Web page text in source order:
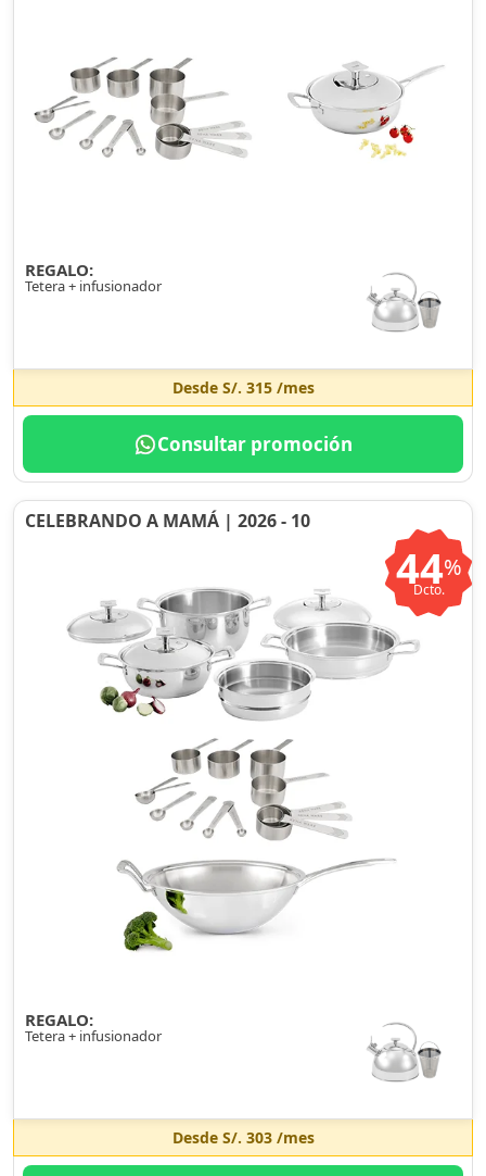
REGALO:
Tetera + infusionador
Desde S/. 315/mes
Consultar promoción
CELEBRANDO A MAMÁ | 2026 - 10
44%
Dcto.
REGALO:
Tetera + infusionador
Desde S/. 303/mes